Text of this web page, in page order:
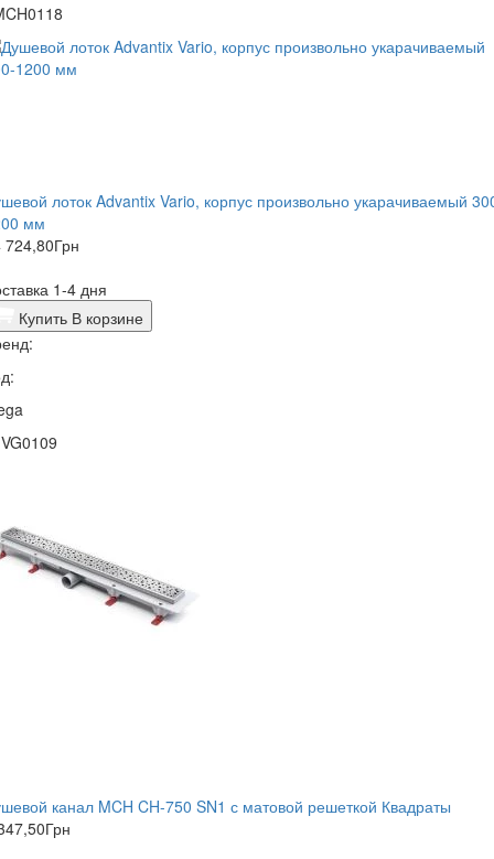
лоток Advantix Vario, корпус произвольно укарачиваемый
мм
724,80Грн
1-4 дня
Купить В корзине
канал MCH CH-750 SN1 с матовой решеткой Квадраты
Грн